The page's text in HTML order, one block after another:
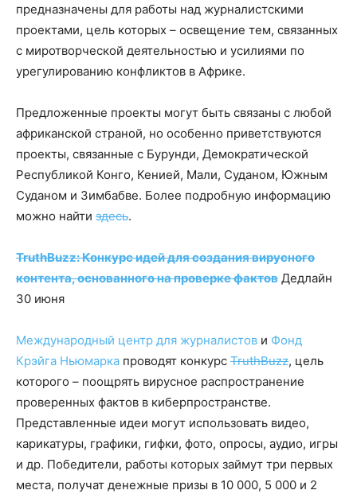
предназначены для работы над журналистскими
проектами, цель которых – освещение тем, связанных
с миротворческой деятельностью и усилиями по
урегулированию конфликтов в Африке.
Предложенные проекты могут быть связаны с любой
африканской страной, но особенно приветствуются
проекты, связанные с Бурунди, Демократической
Республикой Конго, Кенией, Мали, Суданом, Южным
Суданом и Зимбабве. Более подробную информацию
можно найти здесь.
TruthBuzz: Конкурс идей для создания вирусного
контента, основанного на проверке фактов Дедлайн
30 июня
Международный центр для журналистов и Фонд
Крэйга Ньюмарка проводят конкурс TruthBuzz, цель
которого – поощрять вирусное распространение
проверенных фактов в киберпространстве.
Представленные идеи могут использовать видео,
карикатуры, графики, гифки, фото, опросы, аудио, игры
и др. Победители, работы которых займут три первых
места, получат денежные призы в 10 000, 5 000 и 2